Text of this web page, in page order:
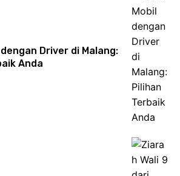
Driver di Malang:
Anda